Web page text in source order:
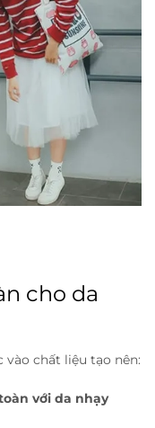
cho da
chất liệu tạo nên:
với da nhạy